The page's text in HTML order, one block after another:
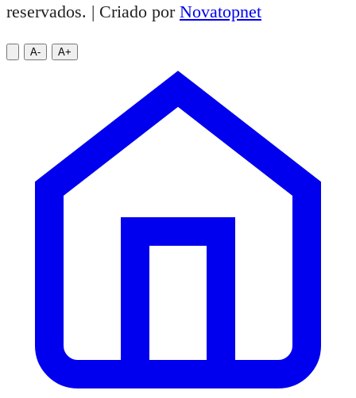
reservados. | Criado por Novatopnet
A- A+